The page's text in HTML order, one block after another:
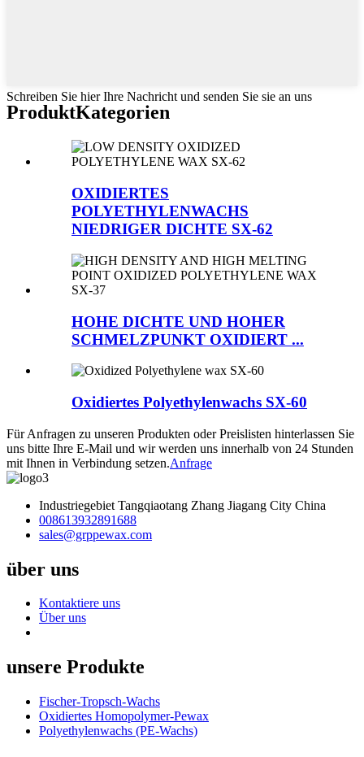
Schreiben Sie hier Ihre Nachricht und senden Sie sie an uns
ProduktKategorien
OXIDIERTES
POLYETHYLENWACHS
NIEDRIGER DICHTE SX-62
HOHE DICHTE UND HOHER
SCHMELZPUNKT OXIDIERT ...
Oxidiertes Polyethylenwachs SX-60
Für Anfragen zu unseren Produkten oder Preislisten hinterlassen Sie
uns bitte Ihre E-Mail und wir werden uns innerhalb von 24 Stunden
mit Ihnen in Verbindung setzen.Anfrage
Industriegebiet Tangqiaotang Zhang Jiagang City China
008613932891688
sales@grppewax.com
über uns
Kontaktiere uns
Über uns
unsere Produkte
Fischer-Tropsch-Wachs
Oxidiertes Homopolymer-Pewax
Polyethylenwachs (PE-Wachs)